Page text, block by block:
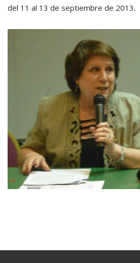
del 11 al 13 de septiembre de 2013.